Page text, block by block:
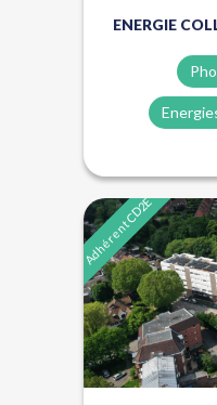
ENERGIE
Énergies
Lauréat Trophées
Adhérent CD2E